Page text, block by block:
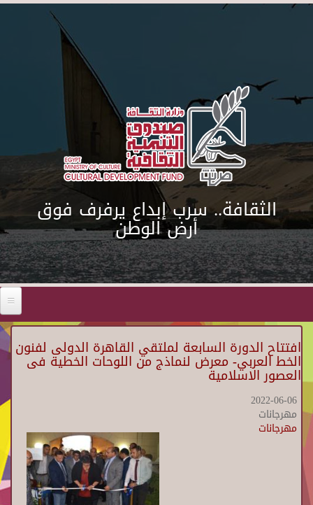
Skip to main content
الثقافة.. سرب إبداع يرفرف فوق
أرض الوطن
افتتاح الدورة السابعة لملتقي القاهرة الدولى لفنون
الخط العربي- معرض لنماذج من اللوحات الخطية فى
العصور الاسلامية
2022-06-06
مهرجانات
مهرجانات